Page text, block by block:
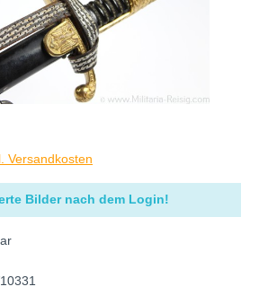
Versandkosten
Bilder nach dem Login!